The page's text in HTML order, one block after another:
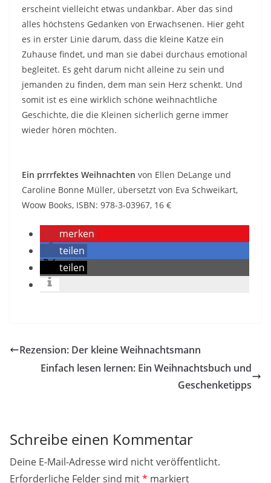
erscheint vielleicht etwas undankbar. Aber das sind
alles höchstens Gedanken von Erwachsenen. Hier geht
es in erster Linie darum, dass die kleine Katze ein
Zuhause findet, und man sie dabei durchaus emotional
begleitet. Es geht darum nicht alleine zu sein und
jemanden zu finden, dem man sein Herz schenkt. Und
somit ist es eine wirklich schöne weihnachtliche
Geschichte, die die Kleinen sicherlich gerne immer
wieder hören möchten.
Ein prrrfektes Weihnachten von Ellen DeLange und
Caroline Bonne Müller, übersetzt von Eva Schweikart,
Woow Books, ISBN: 978-3-03967, 16 €
merken
teilen
teilen
Rezension: Der kleine Weihnachtsmann
Einfach lesen lernen: Ein Weihnachtsbuch und
Geschenketipps
Schreibe einen Kommentar
Deine E-Mail-Adresse wird nicht veröffentlicht.
Erforderliche Felder sind mit* markiert